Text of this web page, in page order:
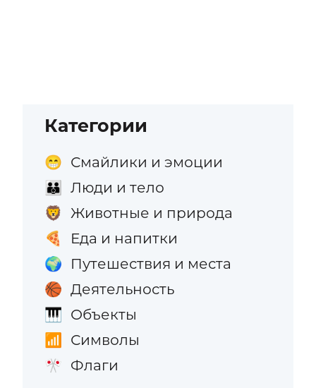
Категории
😁 Смайлики и эмоции
👪 Люди и тело
🦁 Животные и природа
🍕 Еда и напитки
🌍 Путешествия и места
🏀 Деятельность
🎹 Объекты
📶 Символы
🎌 Флаги